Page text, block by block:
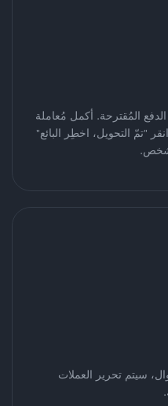
المُقترحة. أكمل مُعاملة
"تمّ التحويل، اخطِر البائع"
سيتم تحرير العملات